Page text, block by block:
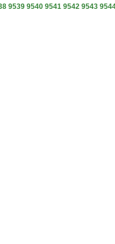
9539 9540 9541 9542 9543